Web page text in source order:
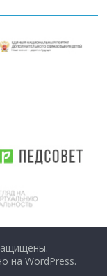
наWordPress.